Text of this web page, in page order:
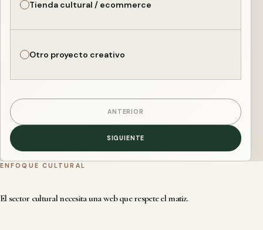
Tienda cultural / ecommerce
Otro proyecto creativo
ANTERIOR
SIGUIENTE
ENFOQUE CULTURAL
El sector cultural necesita una web que respete el matiz.